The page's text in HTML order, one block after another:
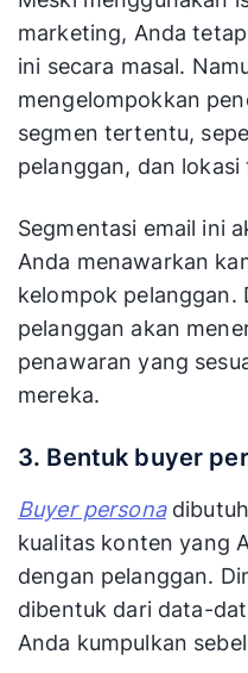
marketing, Anda
ini secara masal.
mengelompokkan
segmen tertentu,
pelanggan, dan
Segmentasi email ini
Anda menawarkan
kelompok pelanggan.
pelanggan akan
penawaran yang
mereka.
3. Bentuk buyer
Buyer persona
kualitas konten yang
dengan pelanggan.
dibentuk dari data-
Anda kumpulkan